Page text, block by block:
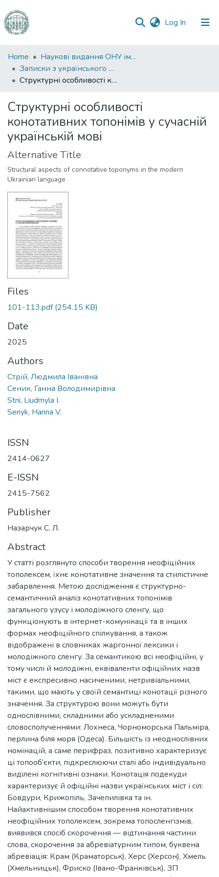
Log In (current)
Communities
&
Collections
Statistics
Home
Наукові видання ОНУ імені І. І. Мечникова
Записки з українського мовознавства
Структурні особливості конотативних топонімів у сучасній українській мові
Структурні особливості
конотативних топонімів у сучасній
українській мові
Alternative Title
Structural aspects of connotative toponyms in the modern
Ukrainian language
Files
101-113.pdf(254.15 KB)
Date
2025
Authors
Стрій, Людмила Іванівна
Сеник, Ганна Володимирівна
Strii, Liudmyla I.
Senyk, Hanna V.
ISSN
2414-0627
E-ISSN
2415-7562
Publisher
Назарчук С. Л.
Abstract
У статті розглянуто способи творення неофіційних
тополексем, їхнє конотативне значення та стилістичне
забарвлення. Метою дослідження є структурно-
семантичний аналіз конотативних топонімів
загального узусу і молодіжного сленгу, що
функціонують в інтернет-комунікації та в інших
формах неофіційного спілкування, а також
відображені в словниках жаргонної лексики і
молодіжного сленгу. За семантикою всі неофіційні, у
тому числі й молодіжні, еквіваленти офіційних назв
міст є експресивно насиченими, нетривіальними,
такими, що мають у своїй семантиці конотації різного
значення. За структурою вони можуть бути
однослівними, складними або ускладненими
словосполученнями: Лохнеса, Чорноморська Пальміра,
перлина біля моря (Одеса). Більшість із неоднослівних
номінацій, а саме перифраз, позитивно характеризує
ці топооб’єкти, підкреслюючи сталі або індивідуально
виділені когнітивні ознаки. Конотація подекуди
характеризує й офіційні назви українських міст і сіл:
Бовдури, Крижопіль, Зачепилівка та ін.
Найактивнішим способом творення конотативних
неофіційних тополексем, зокрема топосленгізмів,
виявився спосіб скорочення — відтинання частини
слова, скорочення за абревіатурним типом, буквена
абревіація: Крам (Краматорськ), Херс (Херсон), Хмель
(Хмельницьк), Фриско (Івано-Франківськ), ЗП